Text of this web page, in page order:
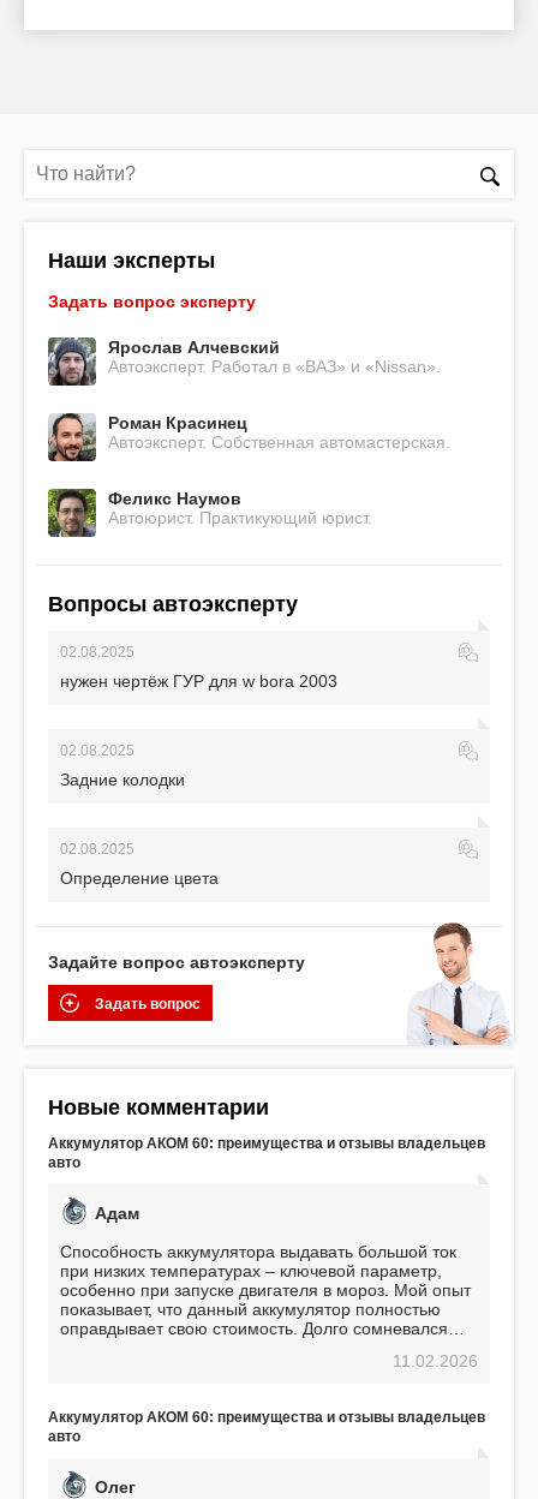
Наши эксперты
Задать вопрос эксперту
Ярослав Алчевский
Автоэксперт. Работал в «ВАЗ» и «Nissan».
Роман Красинец
Автоэксперт. Собственная автомастерская.
Феликс Наумов
Автоюрист. Практикующий юрист.
Вопросы автоэксперту
02.08.2025
нужен чертёж ГУР для w bora 2003
02.08.2025
Задние колодки
02.08.2025
Определение цвета
Задайте вопрос автоэксперту
Задать вопрос
Новые комментарии
Аккумулятор АКОМ 60: преимущества и отзывы владельцев
авто
Адам
Способность аккумулятора выдавать большой ток
при низких температурах – ключевой параметр,
особенно при запуске двигателя в мороз. Мой опыт
показывает, что данный аккумулятор полностью
оправдывает свою стоимость. Долго сомневался
пожалел. Считаю, что это отличное вложение,11.02.2026
Аккумулятор АКОМ 60: преимущества и отзывы владельцев
авто
Олег